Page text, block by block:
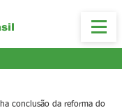
conclusão da reforma do